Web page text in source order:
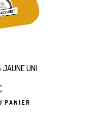
JAUNE UNI
PANIER